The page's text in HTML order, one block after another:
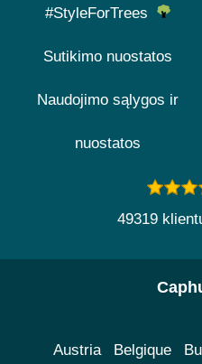
#StyleForTrees
Sutikimo nuostatos
Naudojimo sąlygos ir
nuostatos
49319
Austria Belgique